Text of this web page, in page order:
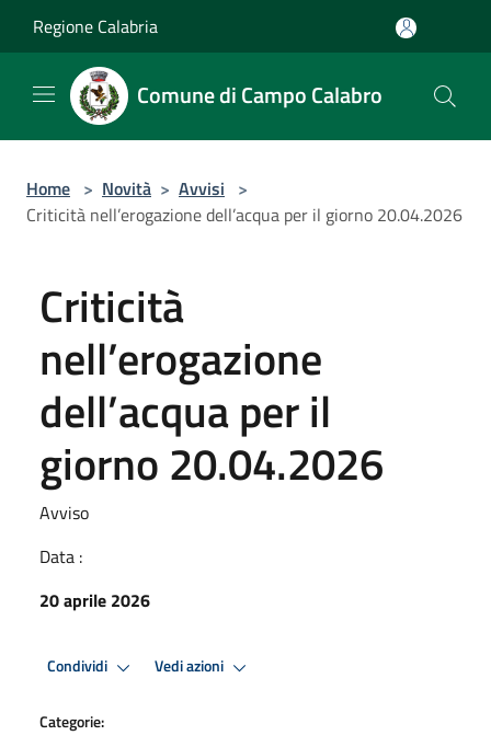
Regione Calabria
Comune di Campo Calabro
Home > Novità > Avvisi >
Criticità nell’erogazione dell’acqua per il giorno 20.04.2026
Criticità
nell’erogazione
dell’acqua per il
giorno 20.04.2026
Avviso
Data :
20 aprile 2026
Condividi Vedi azioni
Categorie: